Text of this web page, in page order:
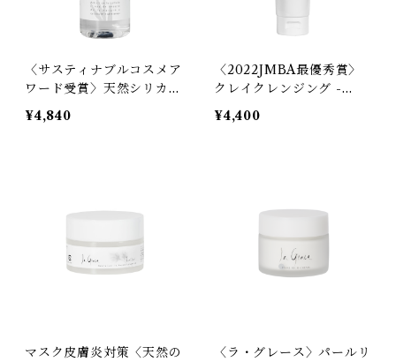
〈サスティナブルコスメア
ワード受賞〉天然シリカ化
粧水 ラ・グレース 再生
-（エビデンス取得済）15
¥4,840
〈2022JMBA最優秀賞〉
クレイクレンジング -
ラ・グレース 生肌 -（エ
ビデンス取得済）120ml
¥4,400
マスク皮膚炎対策〈天然の
〈ラ・グレース〉パールリ